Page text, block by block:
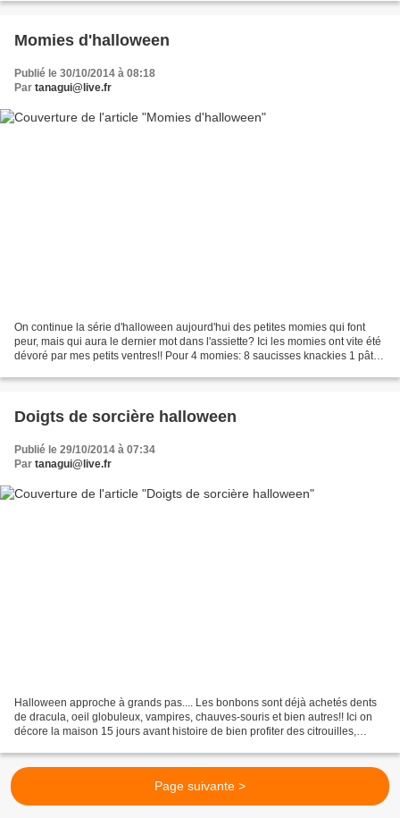
Momies d'halloween
Publié le 30/10/2014 à 08:18
Par tanagui@live.fr
On continue la série d'halloween aujourd'hui des petites momies qui font
peur, mais qui aura le dernier mot dans l'assiette? Ici les momies ont vite été
dévoré par mes petits ventres!! Pour 4 momies: 8 saucisses knackies 1 pâte
Doigts de sorcière halloween
Publié le 29/10/2014 à 07:34
Par tanagui@live.fr
Halloween approche à grands pas.... Les bonbons sont déjà achetés dents
de dracula, oeil globuleux, vampires, chauves-souris et bien autres!! Ici on
décore la maison 15 jours avant histoire de bien profiter des citrouilles,
Page suivante >